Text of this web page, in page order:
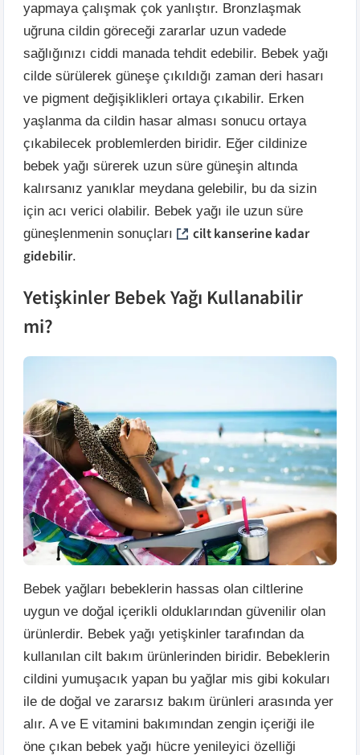
yapmaya çalışmak çok yanlıştır. Bronzlaşmak
uğruna cildin göreceği zararlar uzun vadede
sağlığınızı ciddi manada tehdit edebilir. Bebek yağı
cilde sürülerek güneşe çıkıldığı zaman deri hasarı
ve pigment değişiklikleri ortaya çıkabilir. Erken
yaşlanma da cildin hasar alması sonucu ortaya
çıkabilecek problemlerden biridir. Eğer cildinize
bebek yağı sürerek uzun süre güneşin altında
kalırsanız yanıklar meydana gelebilir, bu da sizin
için acı verici olabilir. Bebek yağı ile uzun süre
güneşlenmenin sonuçları
cilt kanserine kadar
gidebilir.
Yetişkinler Bebek Yağı Kullanabilir
mi?
Bebek yağları bebeklerin hassas olan ciltlerine
uygun ve doğal içerikli olduklarından güvenilir olan
ürünlerdir. Bebek yağı yetişkinler tarafından da
kullanılan cilt bakım ürünlerinden biridir. Bebeklerin
cildini yumuşacık yapan bu yağlar mis gibi kokuları
ile de doğal ve zararsız bakım ürünleri arasında yer
alır. A ve E vitamini bakımından zengin içeriği ile
öne çıkan bebek yağı hücre yenileyici özelliği